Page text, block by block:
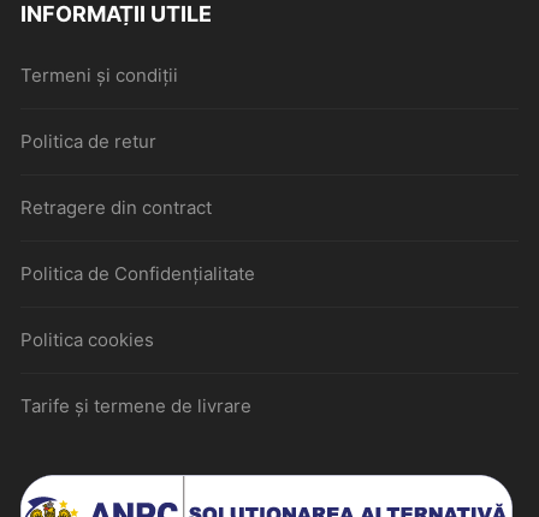
INFORMAȚII UTILE
Termeni și condiții
Politica de retur
Retragere din contract
Politica de Confidențialitate
Politica cookies
Tarife și termene de livrare